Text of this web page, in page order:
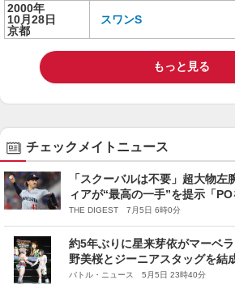
2000年
10月28日
京都
スワンS
もっと見る
チェックメイトニュース
「スクーバルは不要」超大物
ィアが“最高の一手”を提示「
より…」
THE DIGEST 7月5日 6時0分
約5年ぶりに星来芽依がマーベ
野美桜とジーニアスタッグを結
バトル・ニュース 5月5日 23時40分